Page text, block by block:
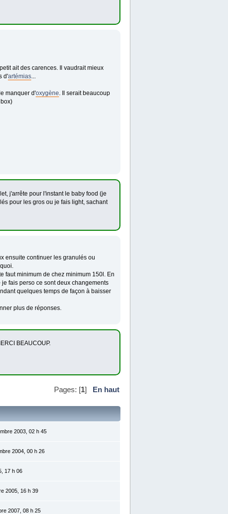
ait des carences. Il vaudrait mieux
d'artémias...
manquer d'oxygène. Il serait beaucoup
j'arrête pour l'instant le baby food (je
pour les gros ou je fais light, sachant
ensuite continuer les granulés ou
faut minimum de chez minimum 150l. En
fais perso ce sont deux changements
quelques temps de façon à baisser
plus de réponses.
BEAUCOUP.
Pages: [1] En haut
2003, 02 h 45
2004, 00 h 26
17 h 06
2005, 16 h 39
2007, 08 h 25